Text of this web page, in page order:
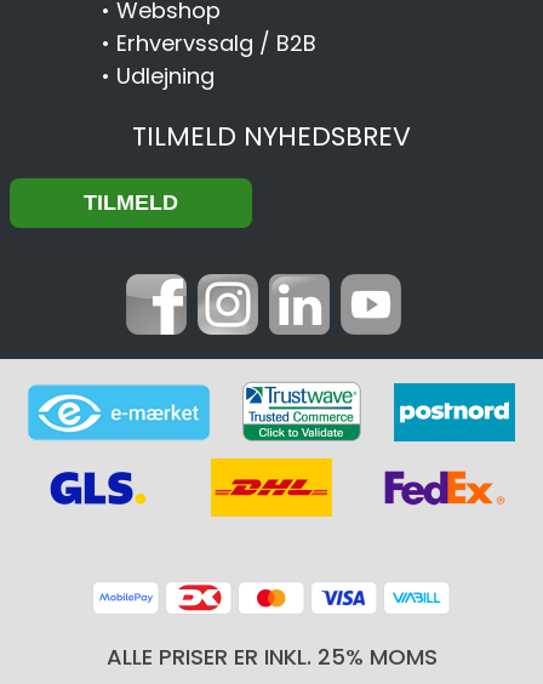
• Webshop
• Erhvervssalg / B2B
• Udlejning
TILMELD NYHEDSBREV
ALLE PRISER ER INKL. 25% MOMS